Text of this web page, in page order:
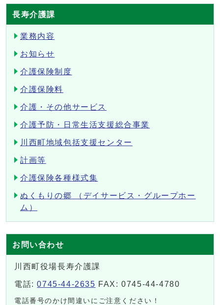
長寿介護課
業務内容
お知らせ
介護保険制度
介護保険料
介護・その他サービス
介護予防・日常生活支援総合事業
川西町地域包括支援センター
計画等
介護保険各種様式集
ぬくもりの郷 （デイサービス・グループホー
ム）
お問い合わせ
川西町役場長寿介護課
電話:0745-44-2635 FAX: 0745-44-4780
電話番号のかけ間違いにご注意ください！